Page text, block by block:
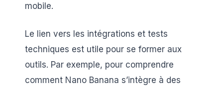
mobile.
Le lien vers les intégrations et tests
techniques est utile pour se former aux
outils. Par exemple, pour comprendre
comment Nano Banana s’intègre à des